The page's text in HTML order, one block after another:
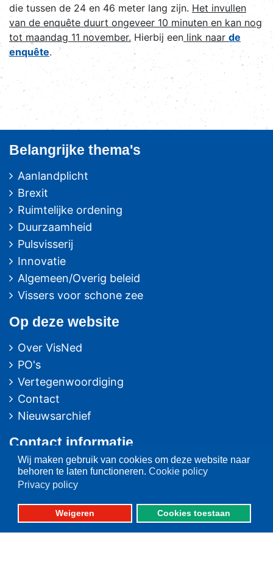
Wij maken gebruik van cookies om deze website naar
behoren te laten functioneren. Cookie policy
Privacy policy
Weigeren Cookies toestaan
die tussen de 24 en 46 meter lang zijn. Het invullen
van de enquête duurt ongeveer 10 minuten en kan nog
tot maandag 11 november. Hierbij een link naar de
enquête.
Belangrijke thema's
Aanlandplicht
Brexit
Ruimtelijke ordening
Duurzaamheid
Pulsvisserij
Innovatie
Algemeen/Overig beleid
Vissers voor schone zee
Op deze website
Over VisNed
PO's
Vertegenwoordiging
Contact
Nieuwsarchief
Contact informatie
Postbus 59
8320 AB URK
Bezoekadres:
Vlaak 12 URK